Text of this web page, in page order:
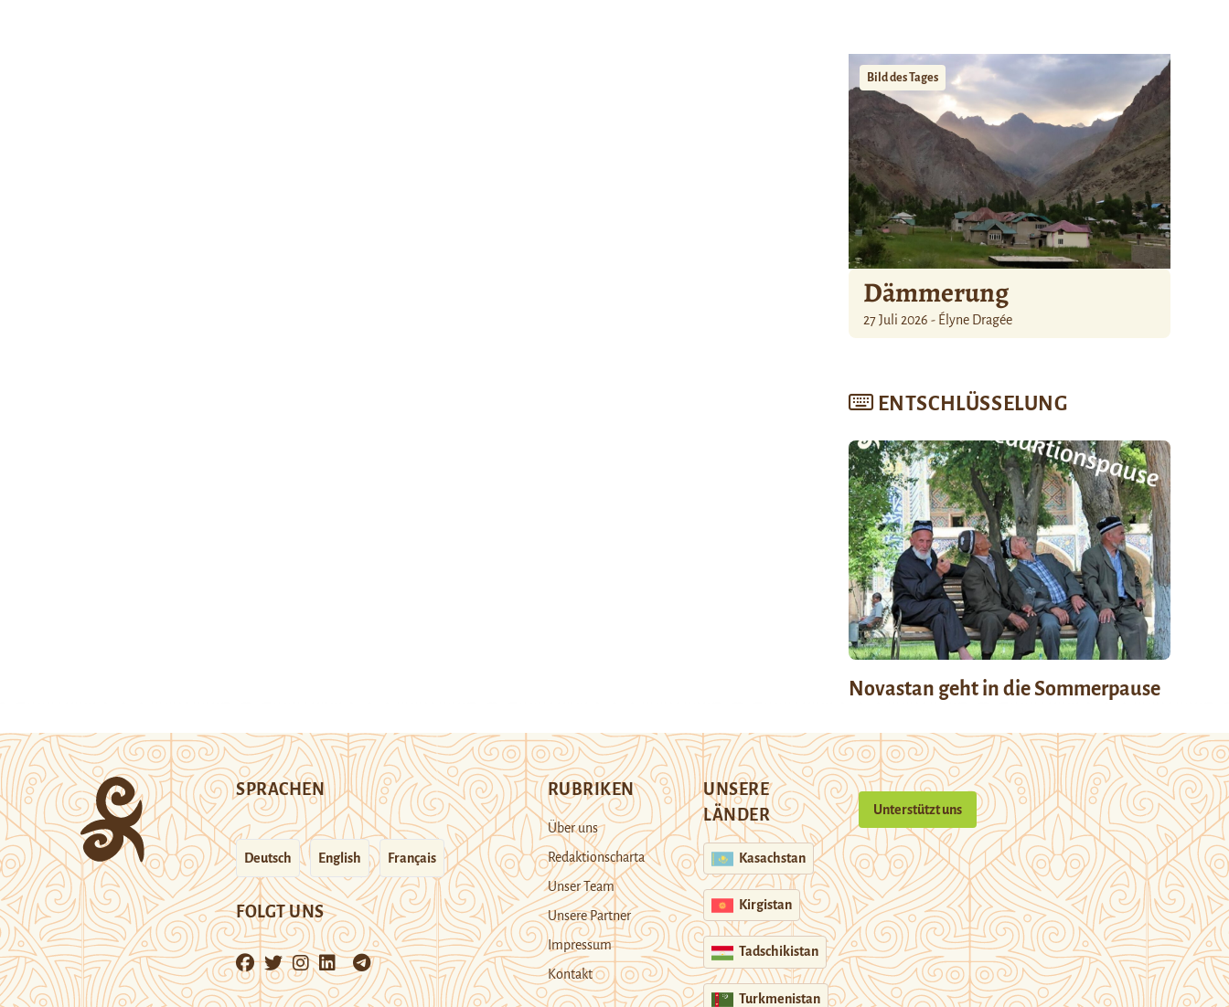
Bild des Tages
Dämmerung
27 Juli 2026 - Élyne Dragée
ENTSCHLÜSSELUNG
Novastan geht in die Sommerpause
SPRACHEN
Deutsch English Français
FOLGT UNS
RUBRIKEN
Über uns
Redaktionscharta
Unser Team
Unsere Partner
Impressum
Kontakt
UNSERE
LÄNDER
Kasachstan
Kirgistan
Tadschikistan
Turkmenistan
Unterstützt uns